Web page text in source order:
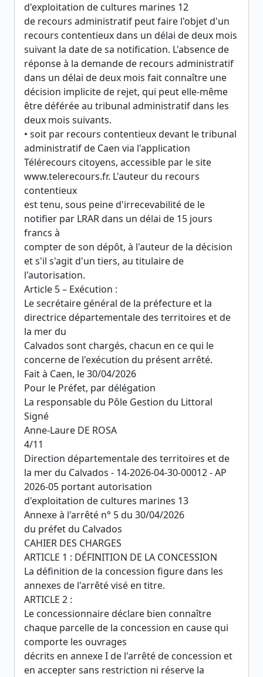
d'exploitation de cultures marines 12
de recours administratif peut faire l'objet d'un
recours contentieux dans un délai de deux mois
suivant la date de sa notification. L'absence de
réponse à la demande de recours administratif
dans un délai de deux mois fait connaître une
décision implicite de rejet, qui peut elle-même
être déférée au tribunal administratif dans les
deux mois suivants.
• soit par recours contentieux devant le tribunal
administratif de Caen via l'application
Télérecours citoyens, accessible par le site
www.telerecours.fr. L'auteur du recours
contentieux
est tenu, sous peine d'irrecevabilité de le
notifier par LRAR dans un délai de 15 jours
francs à
compter de son dépôt, à l'auteur de la décision
et s'il s'agit d'un tiers, au titulaire de
l'autorisation.
Article 5 – Exécution :
Le secrétaire général de la préfecture et la
directrice départementale des territoires et de
la mer du
Calvados sont chargés, chacun en ce qui le
concerne de l'exécution du présent arrêté.
Fait à Caen, le 30/04/2026
Pour le Préfet, par délégation
La responsable du Pôle Gestion du Littoral
Signé
Anne-Laure DE ROSA
4/11
Direction départementale des territoires et de
la mer du Calvados - 14-2026-04-30-00012 - AP
2026-05 portant autorisation
d'exploitation de cultures marines 13
Annexe à l'arrêté n° 5 du 30/04/2026
du préfet du Calvados
CAHIER DES CHARGES
ARTICLE 1 : DÉFINITION DE LA CONCESSION
La définition de la concession figure dans les
annexes de l'arrêté visé en titre.
ARTICLE 2 :
Le concessionnaire déclare bien connaître
chaque parcelle de la concession en cause qui
comporte les ouvrages
décrits en annexe I de l'arrêté de concession et
en accepter sans restriction ni réserve la